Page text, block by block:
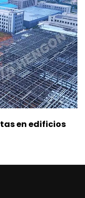
en edificios